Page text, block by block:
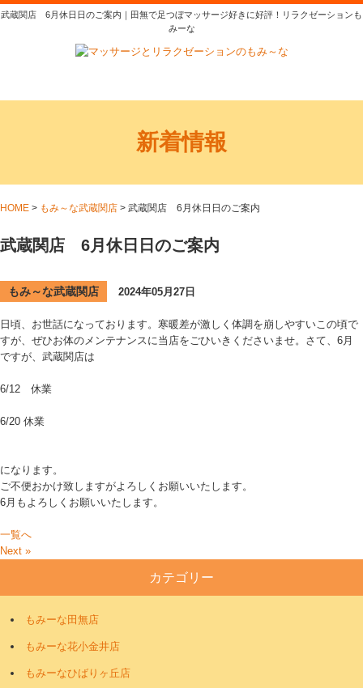
武蔵関店 6月休日日のご案内｜田無で足つぼマッサージ好きに好評！リラクゼーションも
みーな
新着情報
HOME > もみ～な武蔵関店 > 武蔵関店 6月休日日のご案内
武蔵関店 6月休日日のご案内
もみ～な武蔵関店 2024年05月27日
日頃、お世話になっております。寒暖差が激しく体調を崩しやすいこの頃で
すが、ぜひお体のメンテナンスに当店をごひいきくださいませ。さて、6月
ですが、武蔵関店は
6/12 休業
6/20 休業
になります。
ご不便おかけ致しますがよろしくお願いいたします。
6月もよろしくお願いいたします。
一覧へ
Next »
カテゴリー
もみーな田無店
もみーな花小金井店
もみーなひばりヶ丘店